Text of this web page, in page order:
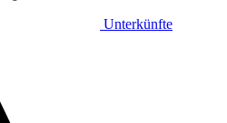
Unterkünfte